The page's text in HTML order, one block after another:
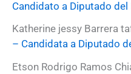
Candidato a Diputado del
Katherine jessy Barrera
– Candidata a Diputado
Etson Rodrigo Ramos